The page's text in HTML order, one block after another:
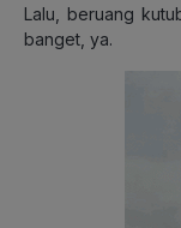
Lalu, beruang
banget, ya.